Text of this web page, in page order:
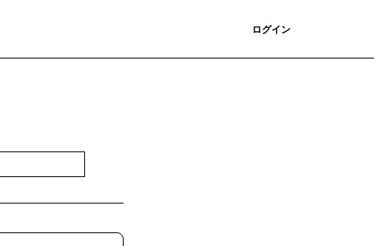
ログイン